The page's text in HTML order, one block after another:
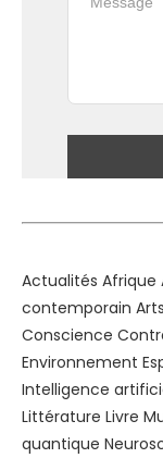
Actualités Afrique
contemporain Arts
Conscience
Environnement
Intelligence
Littérature Livre
quantique